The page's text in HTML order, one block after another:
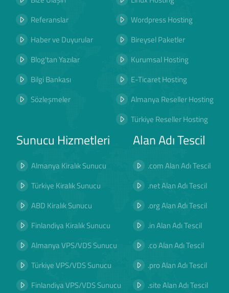
Referanslar
Haber ve Duyurular
Blog'tan Yazılar
Bilgi Bankası
Sözleşmeler
Wordpress Hosting
Bireysel Paketler
Kurumsal Hosting
E-Ticaret Hosting
Almanya Reseller Hosting
Türkiye Reseller Hosting
Sunucu Hizmetleri
Almanya Kiralık Sunucu
Türkiye Kiralık Sunucu
ABD Kiralık Sunucu
Finlandiya Kiralık Sunucu
Almanya VPS/VDS Sunucu
Türkiye VPS/VDS Sunucu
Finlandiya VPS/VDS Sunucu
Alan Adı Tescil
.com Alan Adı Tescil
.net Alan Adı Tescil
.org Alan Adı Tescil
.in Alan Adı Tescil
.co Alan Adı Tescil
.pro Alan Adı Tescil
.site Alan Adı Tescil